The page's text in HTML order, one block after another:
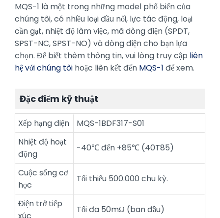
MQS-1 là một trong những model phổ biến của
chúng tôi, có nhiều loại đầu nối, lực tác động, loại
cần gạt, nhiệt độ làm việc, mã dòng điện (SPDT,
SPST-NC, SPST-NO) và dòng điện cho bạn lựa
chọn. Để biết thêm thông tin, vui lòng truy cập liên
hệ với chúng tôihoặc liên kết đến MQS-1 để xem.
Đặc điểm kỹ thuật
Xếp hạng điện
MQS-1BDF317-S01
Nhiệt độ hoạt
động
-40℃ đến +85℃ (40T85)
Cuộc sống cơ
học
Tối thiểu 500.000 chu kỳ.
Điện trở tiếp
xúc
Tối đa 50mΩ (ban đầu)